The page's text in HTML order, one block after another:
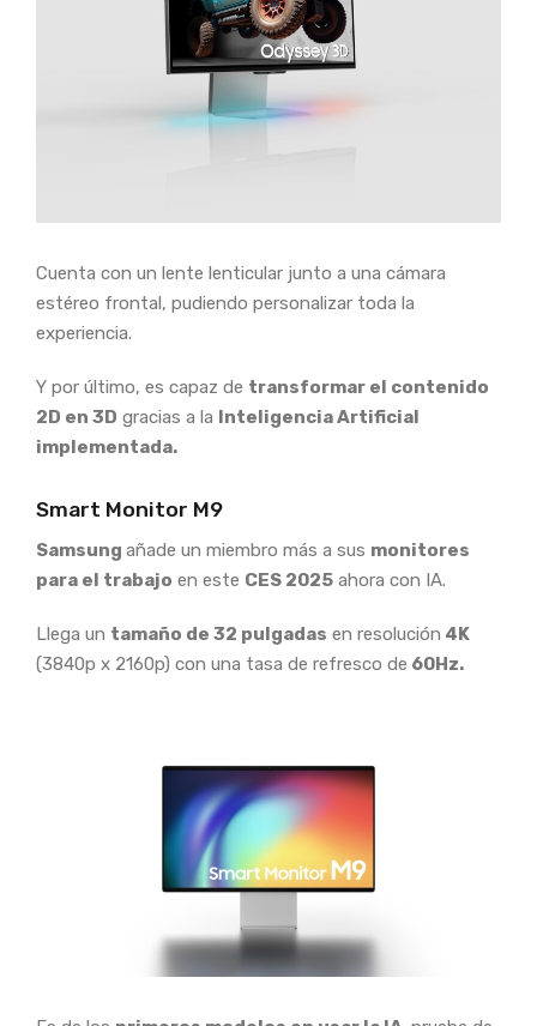
Cuenta con un lente lenticular junto a una cámara
estéreo frontal, pudiendo personalizar toda la
experiencia.
Y por último, es capaz de transformar el contenido
2D en 3D gracias a la Inteligencia Artificial
implementada.
Smart Monitor M9
Samsung añade un miembro más a sus monitores
para el trabajo en este CES 2025 ahora con IA.
Llega un tamaño de 32 pulgadas en resolución 4K
(3840p x 2160p) con una tasa de refresco de 60Hz.